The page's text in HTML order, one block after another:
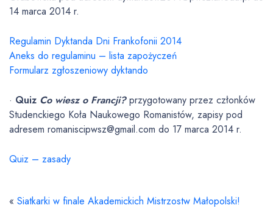
14 marca 2014 r.
Regulamin Dyktanda Dni Frankofonii 2014
Aneks do regulaminu – lista zapożyczeń
Formularz zgłoszeniowy dyktando
· Quiz Co wiesz o Francji?przygotowany przez członków
Studenckiego Koła Naukowego Romanistów, zapisy pod
adresem romaniscipwsz@gmail.com do 17 marca 2014 r.
Quiz – zasady
« Siatkarki w finale Akademickich Mistrzostw Małopolski!